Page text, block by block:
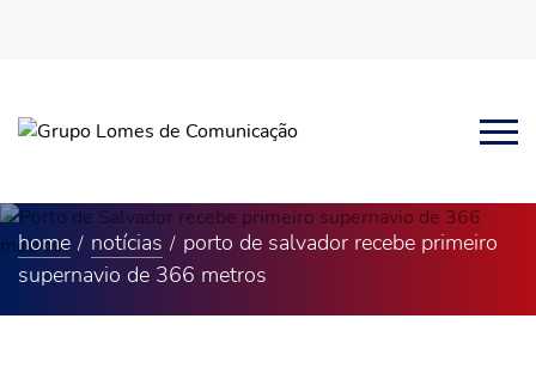
home notícias
porto de salvador recebe primeiro
supernavio de 366 metros